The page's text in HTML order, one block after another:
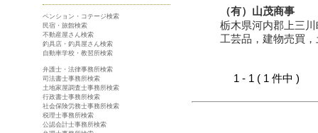
（有）山茂商事
栃木県河内郡上三
工芸品，建物売買
1 - 1 ( 1 件中 )
ペンション・コテージ検索
民宿・旅館検索
不動産屋さん検索
釣具店・釣具屋さん検索
自動車学校・教習所検索
弁護士・法律事務所検索
司法書士事務所検索
土地家屋調査士事務所検索
行政書士事務所検索
社会保険労務士事務所検索
税理士事務所検索
公認会計士事務所検索